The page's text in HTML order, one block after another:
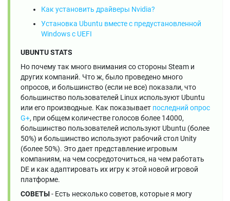
Как установить драйверы Nvidia?
Установка Ubuntu вместе с предустановленной
Windows с UEFI
UBUNTU STATS
Но почему так много внимания со стороны Steam и
других компаний. Что ж, было проведено много
опросов, и большинство (если не все) показали, что
большинство пользователей Linux используют Ubuntu
или его производные. Как показывает последний опрос
G+, при общем количестве голосов более 14000,
большинство пользователей используют Ubuntu (более
50%) и большинство используют рабочий стол Unity
(более 50%). Это дает представление игровым
компаниям, на чем сосредоточиться, на чем работать
DE и как адаптировать их игру к этой новой игровой
платформе.
СОВЕТЫ- Есть несколько советов, которые я могу